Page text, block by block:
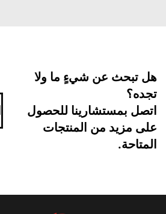
هل تبحث عن شيءٍ ما ولا
تجده؟
اتصل بمستشارينا للحصول
على مزيد من المنتجات
المتاحة.